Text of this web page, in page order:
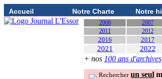
Accueil Notre Charte Notre
2006 2007
2011
2012
2016 2017
2021 2022
+ nos 100 ans
Rechercher un seul